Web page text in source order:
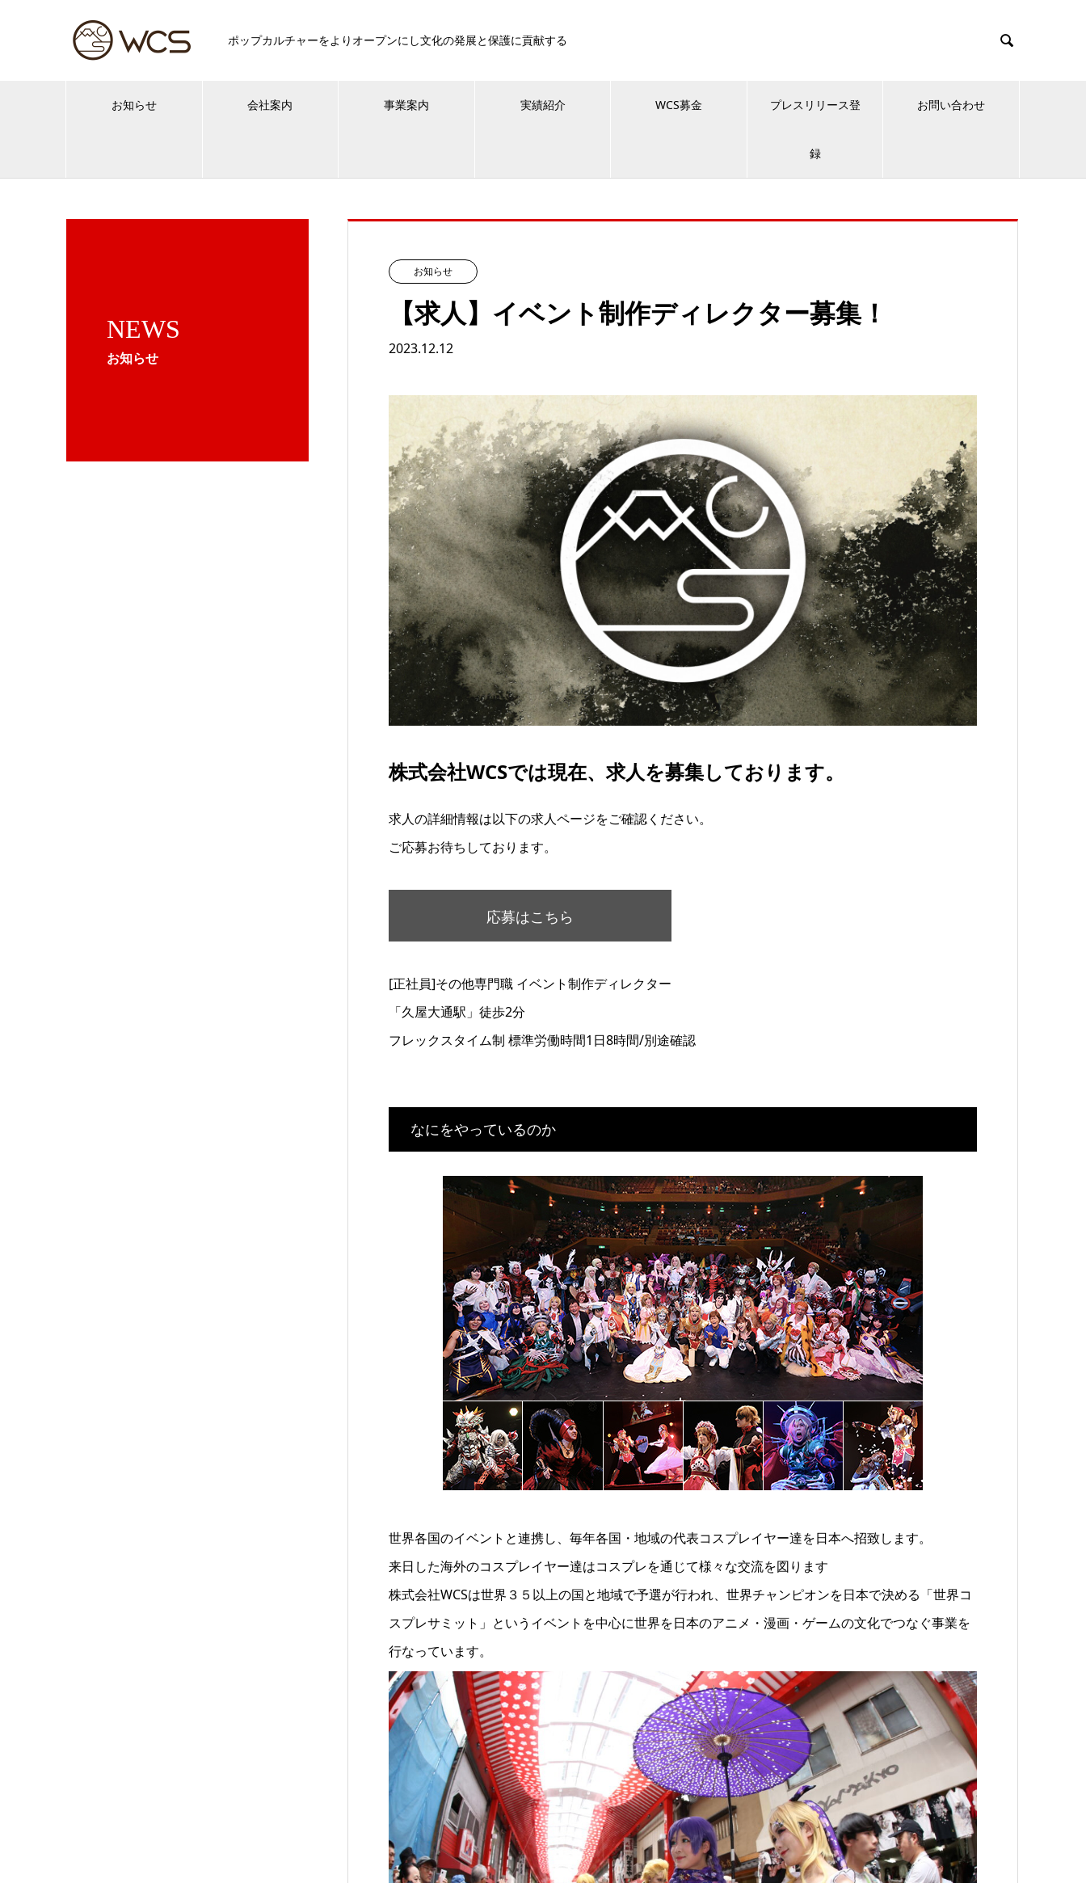
ポップカルチャーをよりオープンにし文化の発展と保護に貢献する 
お知らせ 会社案内 事業案内 実績紹介 WCS募金 プレスリリース登
録
お問い合わせ
NEWS
お知らせ
お知らせ
【求人】イベント制作ディレクター募集！
2023.12.12
株式会社WCSでは現在、求人を募集しております。
求人の詳細情報は以下の求人ページをご確認ください。
ご応募お待ちしております。
応募はこちら
[正社員]その他専門職 イベント制作ディレクター
「久屋大通駅」徒歩2分
フレックスタイム制 標準労働時間1日8時間/別途確認
なにをやっているのか
世界各国のイベントと連携し、毎年各国・地域の代表コスプレイヤー達を日本へ招致します。
来日した海外のコスプレイヤー達はコスプレを通じて様々な交流を図ります
株式会社WCSは世界３５以上の国と地域で予選が行われ、世界チャンピオンを日本で決める「世界コ
スプレサミット」というイベントを中心に世界を日本のアニメ・漫画・ゲームの文化でつなぐ事業を
行なっています。